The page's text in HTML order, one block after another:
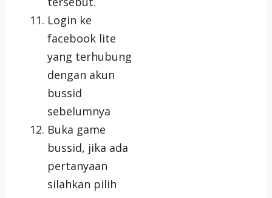
Login ke
facebook lite
yang terhubung
dengan akun
bussid
sebelumnya
Buka game
bussid, jika ada
pertanyaan
silahkan pilih